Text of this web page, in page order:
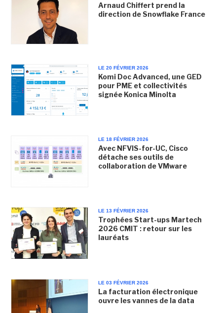
Arnaud Chiffert prend la
direction de Snowflake France
LE 20 FÉVRIER 2026
Komi Doc Advanced, une GED
pour PME et collectivités
signée Konica Minolta
LE 18 FÉVRIER 2026
Avec NFVIS-for-UC, Cisco
détache ses outils de
collaboration de VMware
LE 13 FÉVRIER 2026
Trophées Start-ups Martech
2026 CMIT : retour sur les
lauréats
LE 03 FÉVRIER 2026
La facturation électronique
ouvre les vannes de la data